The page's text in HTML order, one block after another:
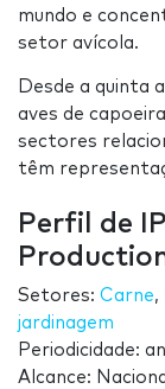
mundo e
setor avícola.
Desde a quinta
aves de
sectores
têm
Perfil de
Setores: Carne,
jardinagem
Periodicidade:
Alcance: